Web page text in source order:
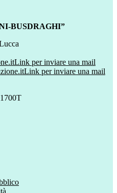
BUSDRAGHI”
Link per inviare una mail
Link per inviare una mail